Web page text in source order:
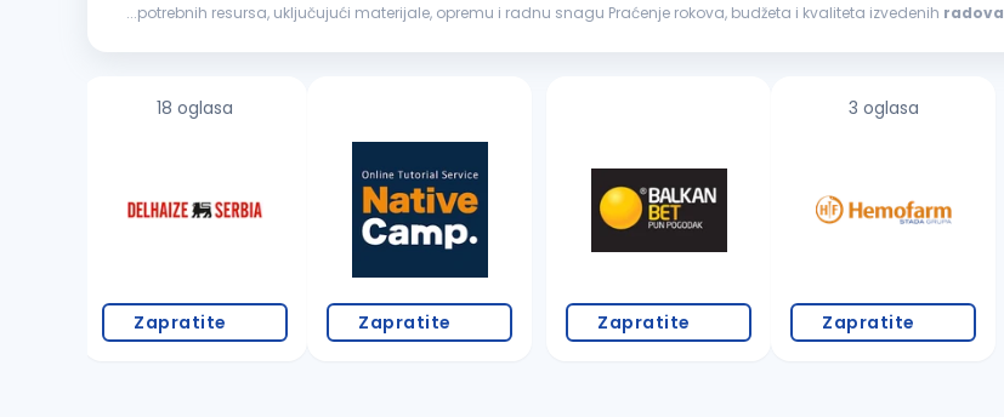
...potrebnih resursa, uključujući materijale, opremu i radnu snagu Praćenje rokova, budžeta i kvaliteta izvedenih radova
18 oglasa
Zapratite Zapratite Zapratite
3 oglasa
Zapratite